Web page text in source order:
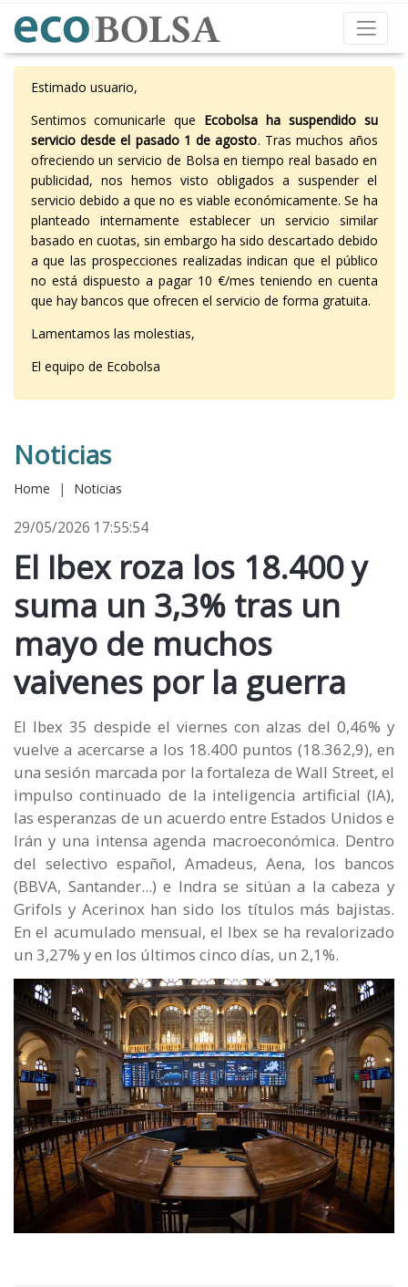
Estimado usuario,
Sentimos comunicarle que Ecobolsa ha suspendido su
servicio desde el pasado 1 de agosto. Tras muchos años
ofreciendo un servicio de Bolsa en tiempo real basado en
publicidad, nos hemos visto obligados a suspender el
servicio debido a que no es viable económicamente. Se ha
planteado internamente establecer un servicio similar
basado en cuotas, sin embargo ha sido descartado debido
a que las prospecciones realizadas indican que el público
no está dispuesto a pagar 10 €/mes teniendo en cuenta
que hay bancos que ofrecen el servicio de forma gratuita.
Lamentamos las molestias,
El equipo de Ecobolsa
Noticias
Home | Noticias
29/05/2026 17:55:54
El Ibex roza los 18.400 y
suma un 3,3% tras un
mayo de muchos
vaivenes por la guerra
El Ibex 35 despide el viernes con alzas del 0,46% y
vuelve a acercarse a los 18.400 puntos (18.362,9), en
una sesión marcada por la fortaleza de Wall Street, el
impulso continuado de la inteligencia artificial (IA),
las esperanzas de un acuerdo entre Estados Unidos e
Irán y una intensa agenda macroeconómica. Dentro
del selectivo español, Amadeus, Aena, los bancos
(BBVA, Santander...) e Indra se sitúan a la cabeza y
Grifols y Acerinox han sido los títulos más bajistas.
En el acumulado mensual, el Ibex se ha revalorizado
un 3,27% y en los últimos cinco días, un 2,1%.